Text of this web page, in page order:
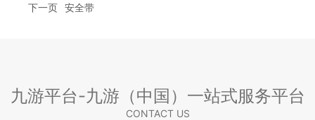
下一页 安全带
九游平台-九游（中国）一站式服务平台
CONTACT US